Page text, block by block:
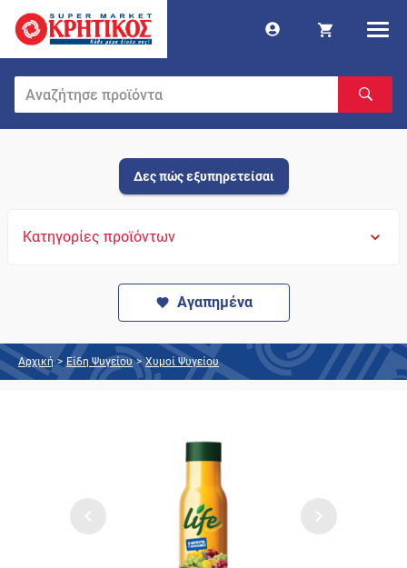
Δες πώς εξυπηρετείσαι
Κατηγορίες προϊόντων
Αγαπημένα
Αρχική > Είδη Ψυγείου > Χυμοί Ψυγείου